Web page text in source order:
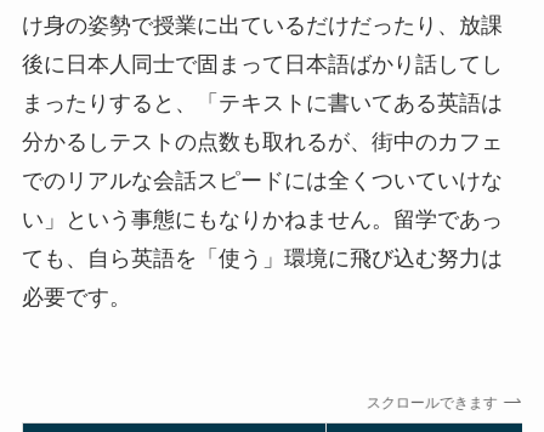
け身の姿勢で授業に出ているだけだったり、放課
後に日本人同士で固まって日本語ばかり話してし
まったりすると、「テキストに書いてある英語は
分かるしテストの点数も取れるが、街中のカフェ
でのリアルな会話スピードには全くついていけな
い」という事態にもなりかねません。留学であっ
ても、自ら英語を「使う」環境に飛び込む努力は
必要です。
スクロールできます